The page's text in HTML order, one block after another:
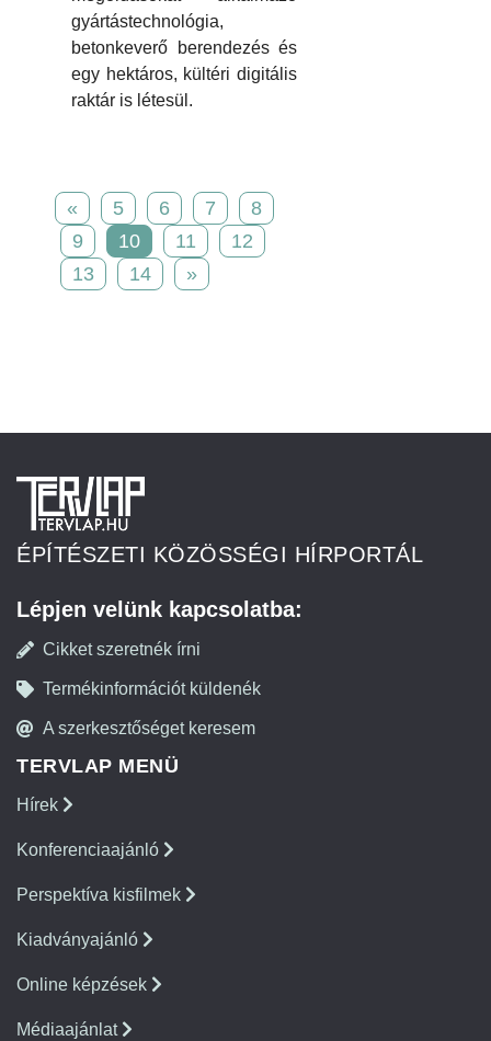
gyártástechnológia,
betonkeverő berendezés és
egy hektáros, kültéri digitális
raktár is létesül.
« 5 6 7
8
9
10 11
12
13
14 »
ÉPÍTÉSZETI KÖZÖSSÉGI HÍRPORTÁL
Lépjen velünk kapcsolatba:
Cikket szeretnék írni
Termékinformációt küldenék
A szerkesztőséget keresem
TERVLAP MENÜ
Hírek
Konferenciaajánló
Perspektíva kisfilmek
Kiadványajánló
Online képzések
Médiaajánlat